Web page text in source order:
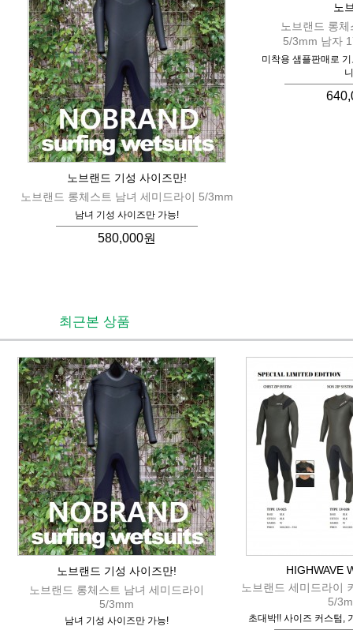
노브랜드 기성 사이즈만!
노브랜드 롱체스트 남녀 세미드라이 5/3mm
남녀 기성 사이즈만 가능!
580,000원
노
노브랜드 롱
5/3mm 남자
미착용 샘플판매로
최근본 상품
노브랜드 기성 사이즈만!
노브랜드 롱체스트 남녀 세미드라이
5/3mm
남녀 기성 사이즈만 가능!
HIGHWAVE
노브랜드 세미드라이
5/
초대박!! 사이즈 커스텀,